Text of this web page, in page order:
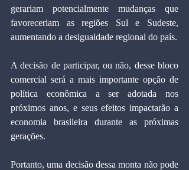
gerariam potencialmente mudanças que
favoreceriam as regiões Sul e Sudeste,
aumentando a desigualdade regional do país.
A decisão de participar, ou não, desse bloco
comercial será a mais importante opção de
política econômica a ser adotada nos
próximos anos, e seus efeitos impactarão a
economia brasileira durante as próximas
gerações.
Portanto, uma decisão dessa monta não pode